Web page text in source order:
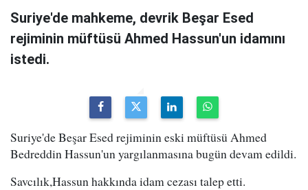
Suriye'de mahkeme, devrik Beşar Esed
rejiminin müftüsü Ahmed Hassun'un idamını
istedi.
Suriye'de Beşar Esed rejiminin eski müftüsü Ahmed
Bedreddin Hassun'un yargılanmasına bugün devam edildi.
Savcılık,Hassun hakkında idam cezası talep etti.